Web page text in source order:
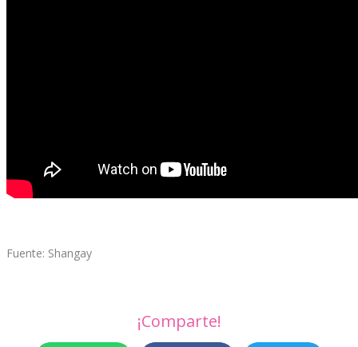
Fuente: Shangay
¡Comparte!